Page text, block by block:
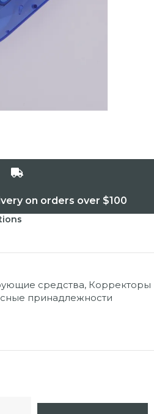
on orders over $100
средства, Корректоры
принадлежности